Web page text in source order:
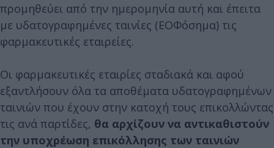
προμηθεύει από την ημερομηνία αυτή και έπειτα
με υδατογραφημένες ταινίες (ΕΟΦόσημα) τις
φαρμακευτικές εταιρείες.
Οι φαρμακευτικές εταιρίες σταδιακά και αφού
εξαντλήσουν όλα τα αποθέματα υδατογραφημένων
ταινιών που έχουν στην κατοχή τους επικολλώντας
τις ανά παρτίδες, θα αρχίζουν να αντικαθιστούν
την υποχρέωση επικόλλησης των ταινιών